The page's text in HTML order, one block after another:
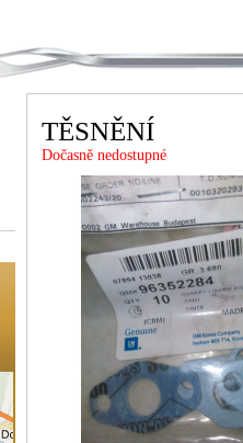
TĚSNĚNÍ
Dočasně nedostupné